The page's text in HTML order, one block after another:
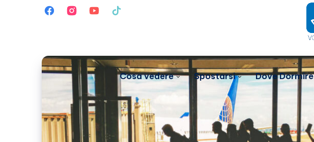
Cosa vedere Spostarsi Dove Dormire